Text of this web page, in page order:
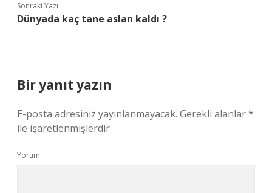
Sonraki Yazı
Dünyada kaç tane aslan kaldı ?
Bir yanıt yazın
E-posta adresiniz yayınlanmayacak. Gerekli alanlar*
ile işaretlenmişlerdir
Yorum